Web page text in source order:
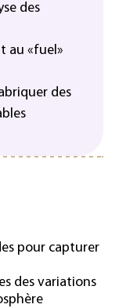
des
au «fuel»
des
pour capturer
des variations